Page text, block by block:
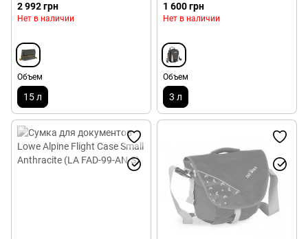
2 992 грн
Нет в наличии
Объем
15 л
1 600 грн
Нет в наличии
Объем
3 л